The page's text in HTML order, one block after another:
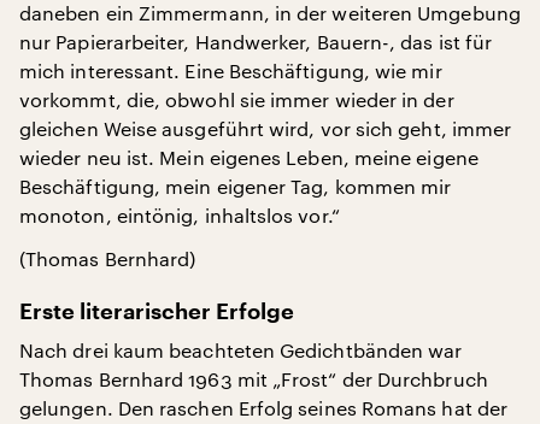
daneben ein Zimmermann, in der weiteren Umgebung
nur Papierarbeiter, Handwerker, Bauern-, das ist für
mich interessant. Eine Beschäftigung, wie mir
vorkommt, die, obwohl sie immer wieder in der
gleichen Weise ausgeführt wird, vor sich geht, immer
wieder neu ist. Mein eigenes Leben, meine eigene
Beschäftigung, mein eigener Tag, kommen mir
monoton, eintönig, inhaltslos vor.“
(Thomas Bernhard)
Erste literarischer Erfolge
Nach drei kaum beachteten Gedichtbänden war
Thomas Bernhard 1963 mit „Frost“ der Durchbruch
gelungen. Den raschen Erfolg seines Romans hat der